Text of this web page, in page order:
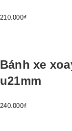
210.000₫
Bánh xe
u21mm
240.000₫